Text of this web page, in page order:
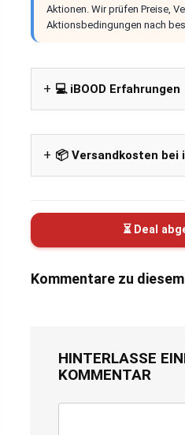
Aktionen. Wir prüfen Preise,
Aktionsbedingungen nach
💻 iBOOD Erfahrungen
📦 Versandkosten bei
⏳ Deal
Kommentare zu
HINTERLASSE
KOMMENTAR